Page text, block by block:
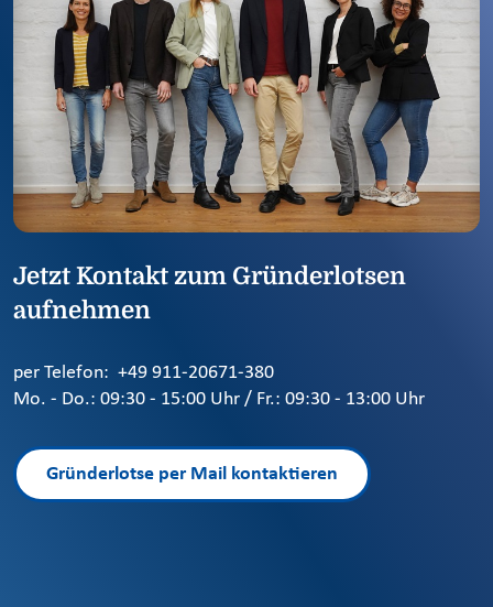
Jetzt Kontakt zum Gründerlotsen
aufnehmen
per Telefon: +49 911-20671-380
Mo. - Do.: 09:30 - 15:00 Uhr / Fr.: 09:30 - 13:00 Uhr
Gründerlotse per Mail kontaktieren